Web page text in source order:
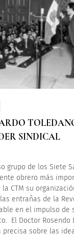
SINDICAL
grupo de los Siete
obrero más
CTM su
entrañas de la
en el impulso de
El Doctor Rosendo
sobre las